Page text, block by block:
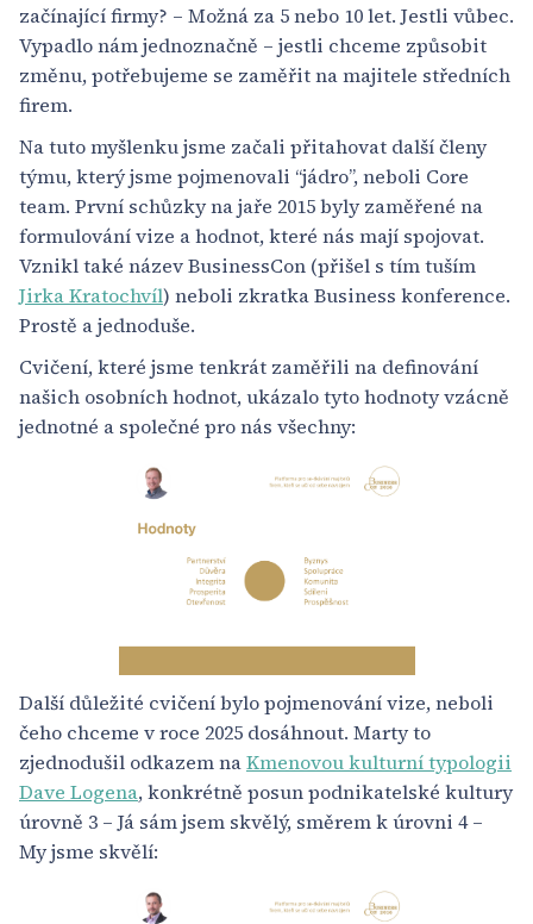
začínající firmy? – Možná za 5 nebo 10 let. Jestli vůbec.
Vypadlo nám jednoznačně – jestli chceme způsobit
změnu, potřebujeme se zaměřit na majitele středních
firem.
Na tuto myšlenku jsme začali přitahovat další členy
týmu, který jsme pojmenovali “jádro”, neboli Core
team. První schůzky na jaře 2015 byly zaměřené na
formulování vize a hodnot, které nás mají spojovat.
Vznikl také název BusinessCon (přišel s tím tuším
Jirka Kratochvíl) neboli zkratka Business konference.
Prostě a jednoduše.
Cvičení, které jsme tenkrát zaměřili na definování
našich osobních hodnot, ukázalo tyto hodnoty vzácně
jednotné a společné pro nás všechny:
Další důležité cvičení bylo pojmenování vize, neboli
čeho chceme v roce 2025 dosáhnout. Marty to
zjednodušil odkazem naKmenovou kulturní typologii
Dave Logena, konkrétně posun podnikatelské kultury
úrovně 3 – Já sám jsem skvělý, směrem k úrovni 4 –
My jsme skvělí: